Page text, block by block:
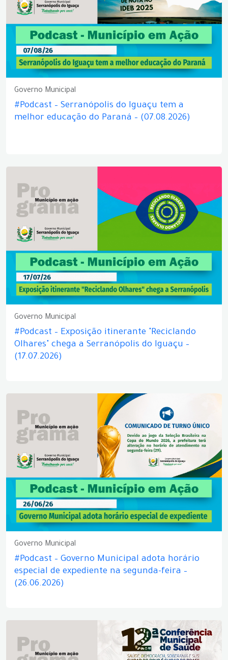
Governo Municipal
#Podcast – Serranópolis do Iguaçu tem a
melhor educação do Paraná – (07.08.2026)
Governo Municipal
#Podcast – Exposição itinerante "Reciclando
Olhares" chega a Serranópolis do Iguaçu –
(17.07.2026)
Governo Municipal
#Podcast – Governo Municipal adota horário
especial de expediente na segunda-feira –
(26.06.2026)